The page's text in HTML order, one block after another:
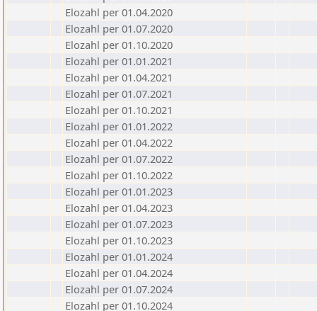
Elozahl per 01.04.2020
Elozahl per 01.07.2020
Elozahl per 01.10.2020
Elozahl per 01.01.2021
Elozahl per 01.04.2021
Elozahl per 01.07.2021
Elozahl per 01.10.2021
Elozahl per 01.01.2022
Elozahl per 01.04.2022
Elozahl per 01.07.2022
Elozahl per 01.10.2022
Elozahl per 01.01.2023
Elozahl per 01.04.2023
Elozahl per 01.07.2023
Elozahl per 01.10.2023
Elozahl per 01.01.2024
Elozahl per 01.04.2024
Elozahl per 01.07.2024
Elozahl per 01.10.2024